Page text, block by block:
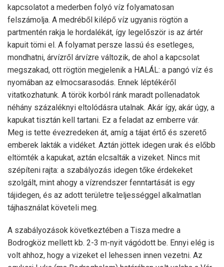
kapcsolatot a mederben folyó víz folyamatosan
felszámolja. A medréből kilépő víz ugyanis rögtön a
partmentén rakja le hordalékát, így legelőször is az ártér
kapuit tömi el. A folyamat persze lassú és esetleges,
mondhatni, árvízről árvízre változik, de ahol a kapcsolat
megszakad, ott rögtön megjelenik a HALÁL: a pangó víz és
nyomában az elmocsarasodás. Ennek léptékéről
vitatkozhatunk. A török korból ránk maradt pollenadatok
néhány százaléknyi eltolódásra utalnak. Akár így, akár úgy, a
kapukat tisztán kell tartani. Ez a feladat az emberre vár.
Meg is tette évezredeken át, amíg a tájat értő és szerető
emberek lakták a vidéket. Aztán jöttek idegen urak és előbb
eltömték a kapukat, aztán elcsalták a vizeket. Nincs mit
szépíteni rajta: a szabályozás idegen tőke érdekeket
szolgált, mint ahogy a vízrendszer fenntartását is egy
tájidegen, és az adott területre teljességgel alkalmatlan
tájhasználat követeli meg.
A szabályozások következtében a Tisza medre a
Bodrogköz mellett kb. 2-3 m-nyit vágódott be. Ennyi elég is
volt ahhoz, hogy a vizeket el lehessen innen vezetni. Az